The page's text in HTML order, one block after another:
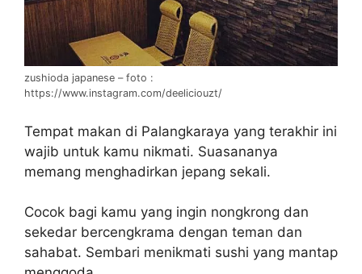
zushioda japanese – foto :
https://www.instagram.com/deeliciouzt/
Tempat makan di Palangkaraya yang terakhir ini
wajib untuk kamu nikmati. Suasananya
memang menghadirkan jepang sekali.
Cocok bagi kamu yang ingin nongkrong dan
sekedar bercengkrama dengan teman dan
sahabat. Sembari menikmati sushi yang mantap